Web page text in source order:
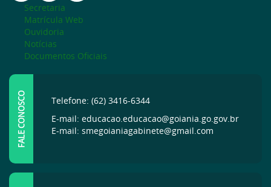
Secretaria
Matrícula Web
Ouvidoria
Notícias
Documentos Oficiais
FALE CONOSCO
Telefone: (62) 3416-6344
E-mail: educacao.educacao@goiania.go.gov.br
E-mail: smegoianiagabinete@gmail.com